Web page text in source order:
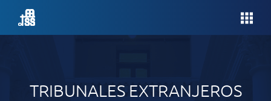
TRIBUNALES EXTRANJEROS